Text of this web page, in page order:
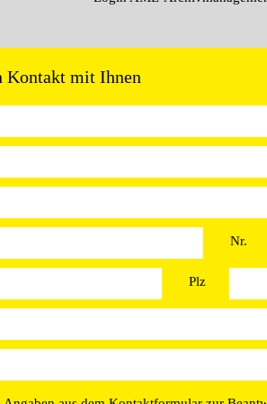
Kontakt mit Ihnen
Nr.
Plz